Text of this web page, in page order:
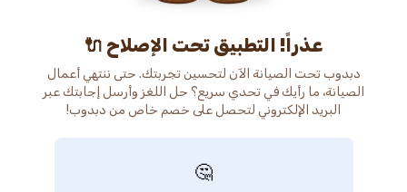
عذراً! التطبيق تحت الإصلاح 🔌
دبدوب تحت الصيانة الآن لتحسين تجربتك. حتى ننتهي أعمال
الصيانة، ما رأيك في تحدي سريع؟ حل اللغز وأرسل إجابتك عبر
البريد الإلكتروني لتحصل على خصم خاص من دبدوب!
🤔